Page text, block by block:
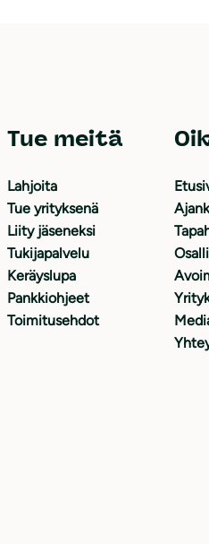
Tue meitä
Lahjoita
Tue yrityksenä
Liity jäseneksi
Tukijapalvelu
Keräyslupa
Pankkiohjeet
Toimitusehdot